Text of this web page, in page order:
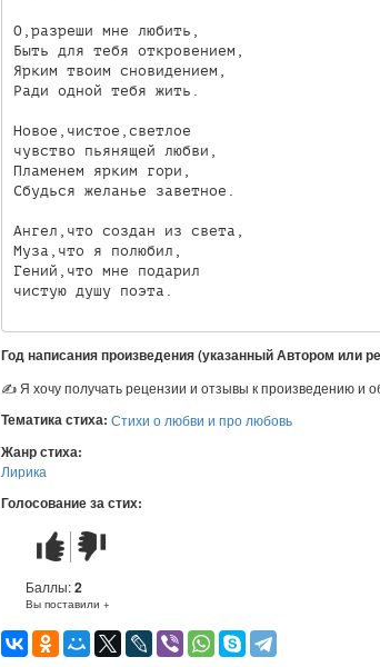
О,разреши мне любить,
Быть для тебя откровением,
Ярким твоим сновидением,
Ради одной тебя жить.
Новое,чистое,светлое
чувство пьянящей любви,
Пламенем ярким гори,
Сбудься желанье заветное.
Ангел,что создан из света,
Муза,что я полюбил,
Гений,что мне подарил
Год написания произведения (указанный Автором или
✍ Я хочу получать рецензии и отзывы к произведению и
Тематика стиха: Стихи о любви и про любовь
Жанр стиха:
Лирика
Голосование за стих:
Стих
понравился
Стих
не
понравился
Баллы:2
Вы поставили +